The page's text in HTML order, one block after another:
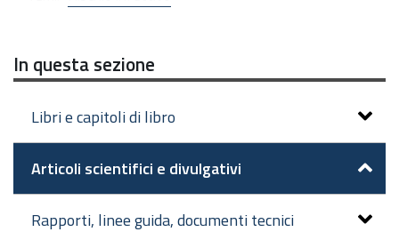
In questa sezione
Libri e capitoli di libro
Articoli scientifici e divulgativi
Rapporti, linee guida, documenti tecnici